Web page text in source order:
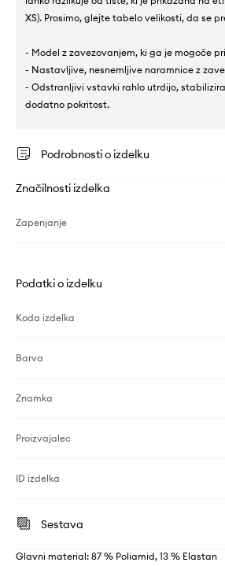
XS). Prosimo, glejte tabelo velikosti, da se
- Model z zavezovanjem, ki ga je mogoče
- Nastavljive, nesnemljive naramnice z
- Odstranljivi vstavki rahlo utrdijo,
dodatno pokritost.
Podrobnosti o izdelku
Značilnosti izdelka
Zapenjanje
Podatki o izdelku
Koda izdelka
Barva
Znamka
Proizvajalec
ID izdelka
Sestava
Glavni material: 87 % Poliamid, 13 % Elastan